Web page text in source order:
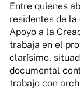
Entre quienes
residentes de
Apoyo a la
trabaja en el
clarísimo,
documental
trabajo con